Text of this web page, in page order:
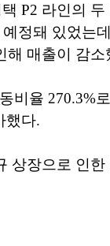
P2 라인의
정돼 있었는
매출이 감소
비율 270.3%
했다.
상장으로 인